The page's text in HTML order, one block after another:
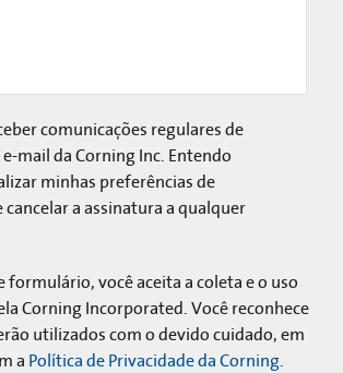
comunicações regulares de
mail da Corning Inc. Entendo
minhas preferências de
cancelar a assinatura a qualquer
formulário, você aceita a coleta e o uso
Corning Incorporated. Você reconhece
utilizados com o devido cuidado, em
a Política de Privacidade da Corning.